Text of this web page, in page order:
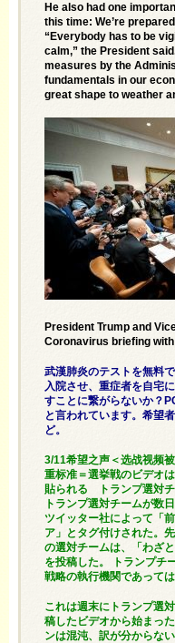
He also had one
this time: We’re
“Everybody has to be
calm,” the President
measures by the
fundamentals in our
great shape to weather
President Trump and
Coronavirus briefing with
武漢肺炎のテストを無料
入院させ、重症者を自宅
すことに繋がらないか？
と言われています。希望
ど。
3/11希望之声＜选战视频
重标准＝選挙戦のビデオ
貼られる トランプ選対
トランプ選対チームが数
ツイッター社によって「
ア」とタグ付けされた。
の選対チームは、「わざ
を投稿した。 トランプチ
戦略の執行機関であって
これは週末にトランプ選
稿したビデオから始まっ
ンは混沌、訳が分からな